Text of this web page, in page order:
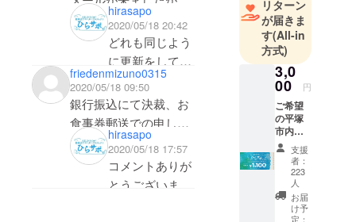
一次も二次もNo1～
No30までがないのはな
ぜですか？
hirasapo
2020/05/18 20:42
どれも同じよう
に更新をしてい
るので同様に
メールは配信さ
れているはずで
す。しかし、受
信できていいな
いのであれば、
friedenmizuno0315
2020/05/18 09:50
銀行振込にて決裁、お
食事券郵送での申し込
みの場合、領収書は出
ますでしょうか？
hirasapo
2020/05/18 17:57
コメントありが
とうございま
リターン
が届きま
す(All-in
方式)
3,0
00 円
ご希望
の平塚
市内飲
食店の
食事券
３３０
０円分
＜一次
募集４
支援
者：
223
人
お届
け予
定：